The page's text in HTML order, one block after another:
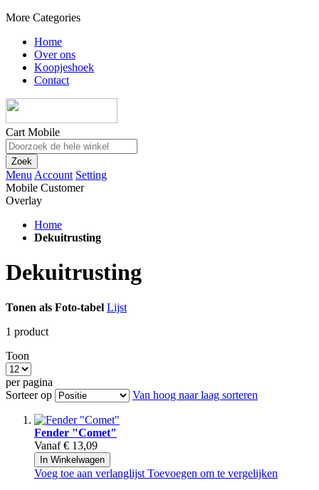
More Categories
Home
Over ons
Koopjeshoek
Contact
Cart Mobile
Zoek
Menu Account Setting
Mobile Customer
Overlay
Home
Dekuitrusting
Dekuitrusting
Tonen als Foto-tabel Lijst
1 product
Toon
per pagina
Sorteer op
Van hoog naar laag sorteren
Fender "Comet"
Vanaf € 13,09
In Winkelwagen
Voeg toe aan verlanglijst Toevoegen om te vergelijken